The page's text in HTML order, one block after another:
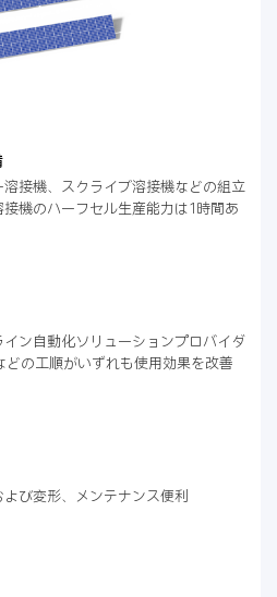
接機、スクライブ溶接機などの組立
機のハーフセル生産能力は1時間あ
ン自動化ソリューションプロバイダ
どの工順がいずれも使用効果を改善
び変形、メンテナンス便利